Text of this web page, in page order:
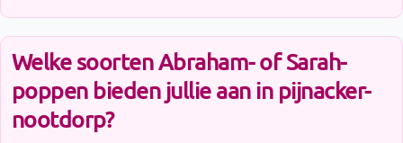
Welke soorten Abraham- of Sarah-
poppen bieden jullie aan in pijnacker-
nootdorp?